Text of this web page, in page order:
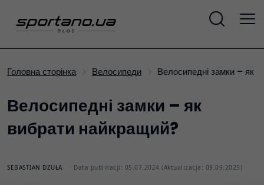
Головна сторінка Велосипеди Велосипедні замки – як
Велосипедні замки – як
вибрати найкращий?
SEBASTIAN DZUŁA Data publikacji: 05.07.2024 (Aktualizacja: 09.09.2025)